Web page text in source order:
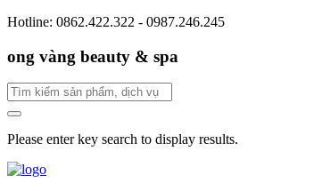
Hotline: 0862.422.322 - 0987.246.245
ong vàng beauty & spa
Please enter key search to display results.